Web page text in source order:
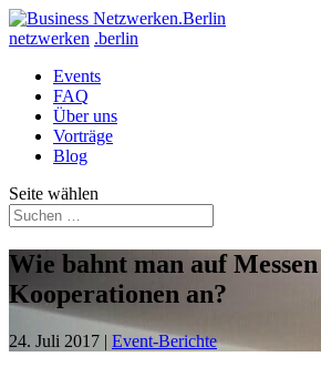
netzwerken .berlin
Events
FAQ
Über uns
Vorträge
Blog
Seite wählen
Wie bahnt man auf
Kooperationen an?
24. Juli 2017 | Event-Berichte